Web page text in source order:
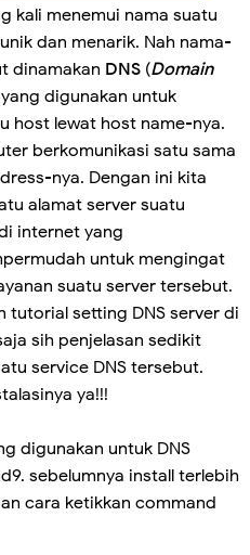
kali menemui nama suatu
dan menarik. Nah nama-
dinamakan DNS (Domain
digunakan untuk
host lewat host name-nya.
berkomunikasi satu sama
nya. Dengan ini kita
alamat server suatu
internet yang
untuk mengingat
suatu server tersebut.
tutorial setting DNS server di
sih penjelasan sedikit
service DNS tersebut.
ya!!!
digunakan untuk DNS
sebelumnya install terlebih
cara ketikkan command